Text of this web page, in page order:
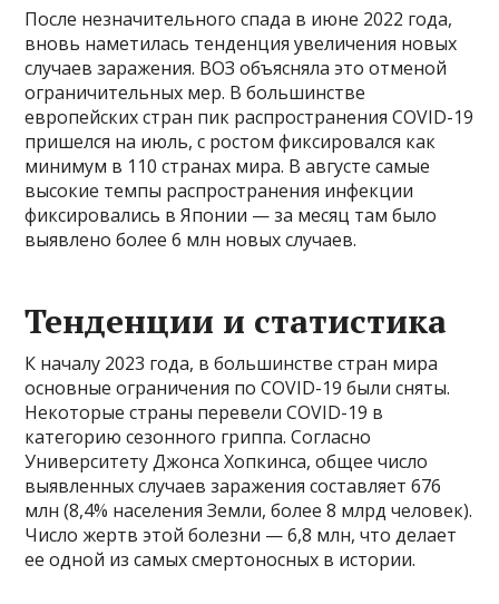
После незначительного спада в июне 2022 года,
вновь наметилась тенденция увеличения новых
случаев заражения. ВОЗ объясняла это отменой
ограничительных мер. В большинстве
европейских стран пик распространения COVID-19
пришелся на июль, с ростом фиксировался как
минимум в 110 странах мира. В августе самые
высокие темпы распространения инфекции
фиксировались в Японии — за месяц там было
выявлено более 6 млн новых случаев.
Тенденции и статистика
К началу 2023 года, в большинстве стран мира
основные ограничения по COVID-19 были сняты.
Некоторые страны перевели COVID-19 в
категорию сезонного гриппа. Согласно
Университету Джонса Хопкинса, общее число
выявленных случаев заражения составляет 676
млн (8,4% населения Земли, более 8 млрд человек).
Число жертв этой болезни — 6,8 млн, что делает
ее одной из самых смертоносных в истории.